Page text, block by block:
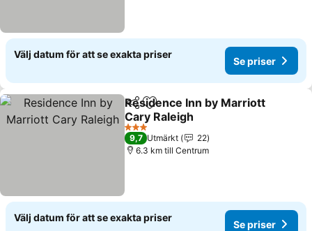
Välj datum för att se exakta priser
Se priser
Dela Lägg till i Mina Favoriter
Residence Inn by Marriott
Cary Raleigh
Se priser
3 Stjärnor
9,7 Utmärkt
22
6.3 km till Centrum
Välj datum för att se exakta priser
Se priser